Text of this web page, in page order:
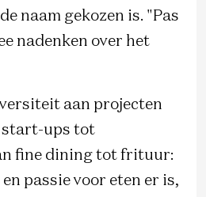
naam gekozen is. "Pas
nadenken over het
aan projecten
start-ups tot
fine dining tot frituur:
passie voor eten er is,